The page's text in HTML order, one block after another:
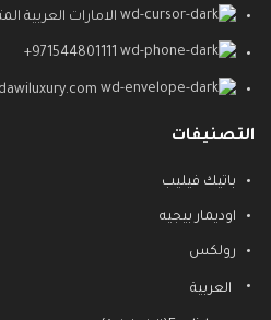
الامارات العربية
971544801111+
التصنيفات
باتيك فيليب
اوديمار بيجيه
رولكس
العربية